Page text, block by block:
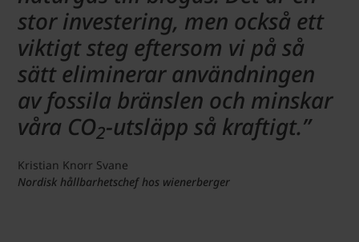
stor investering, men också ett
viktigt steg eftersom vi på så
sätt eliminerar användningen
av fossila bränslen och minskar
våra CO2-utsläpp så kraftigt.”
Kristian Knorr Svane
Nordisk hållbarhetschef hos wienerberger